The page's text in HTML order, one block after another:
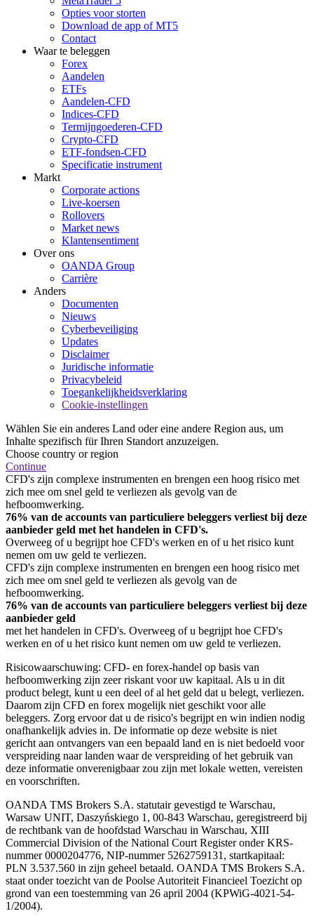
Opties voor storten
Download de app of MT5
Contact
Waar te beleggen
Forex
Aandelen
ETFs
Aandelen-CFD
Indices-CFD
Termijngoederen-CFD
Crypto-CFD
ETF-fondsen-CFD
Specificatie instrument
Markt
Corporate actions
Live-koersen
Rollovers
Market news
Klantensentiment
Over ons
OANDA Group
Carrière
Anders
Documenten
Nieuws
Cyberbeveiliging
Updates
Disclaimer
Juridische informatie
Privacybeleid
Toegankelijkheidsverklaring
Cookie-instellingen
Wählen Sie ein anderes Land oder eine andere Region aus, um
Inhalte spezifisch für Ihren Standort anzuzeigen.
Choose country or region
Continue
CFD's zijn complexe instrumenten en brengen een hoog risico met
zich mee om snel geld te verliezen als gevolg van de
hefboomwerking.
76% van de accounts van particuliere beleggers verliest bij deze
aanbieder geld met het handelen in CFD's.
Overweeg of u begrijpt hoe CFD's werken en of u het risico kunt
nemen om uw geld te verliezen.
CFD's zijn complexe instrumenten en brengen een hoog risico met
zich mee om snel geld te verliezen als gevolg van de
hefboomwerking.
76% van de accounts van particuliere beleggers verliest bij deze
aanbieder geld
met het handelen in CFD's. Overweeg of u begrijpt hoe CFD's
werken en of u het risico kunt nemen om uw geld te verliezen.
Risicowaarschuwing: CFD- en forex-handel op basis van
hefboomwerking zijn zeer riskant voor uw kapitaal. Als u in dit
product belegt, kunt u een deel of al het geld dat u belegt, verliezen.
Daarom zijn CFD en forex mogelijk niet geschikt voor alle
beleggers. Zorg ervoor dat u de risico's begrijpt en win indien nodig
onafhankelijk advies in. De informatie op deze website is niet
gericht aan ontvangers van een bepaald land en is niet bedoeld voor
verspreiding naar landen waar de verspreiding of het gebruik van
deze informatie onverenigbaar zou zijn met lokale wetten, vereisten
en voorschriften.
OANDA TMS Brokers S.A. statutair gevestigd te Warschau,
Warsaw UNIT, Daszyńskiego 1, 00-843 Warschau, geregistreerd bij
de rechtbank van de hoofdstad Warschau in Warschau, XIII
Commercial Division of the National Court Register onder KRS-
nummer 0000204776, NIP-nummer 5262759131, startkapitaal:
PLN 3.537.560 in zijn geheel betaald. OANDA TMS Brokers S.A.
staat onder toezicht van de Poolse Autoriteit Financieel Toezicht op
grond van een toestemming van 26 april 2004 (KPWiG-4021-54-
1/2004).